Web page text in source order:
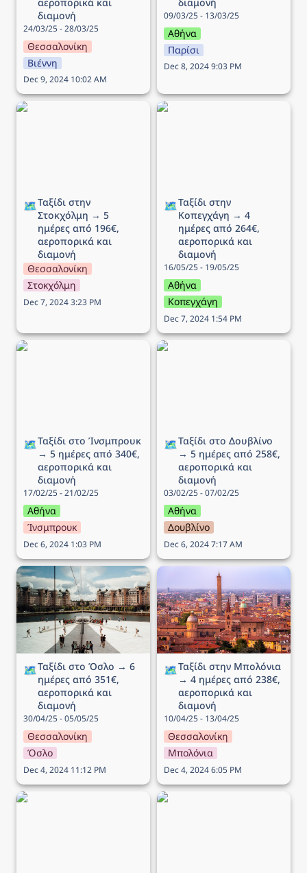
διαμονή
24/03/25 - 28/03/25
Θεσσαλονίκη
Βιέννη
Dec 9, 2024 10:02 AM
09/03/25 - 13/03/25
Αθήνα
Παρίσι
Dec 8, 2024 9:03 PM
Ταξίδι στην Στοκχόλμη →
🗺️Ταξίδι στην
Στοκχόλμη → 5
ημέρες από 196€,
αεροπορικά και
διαμονή
Θεσσαλονίκη
Στοκχόλμη
Dec 7, 2024 3:23 PM
Ταξίδι στην Κοπεγχάγη →
🗺️Ταξίδι στην
Κοπεγχάγη → 4
ημέρες από 264€,
αεροπορικά και
διαμονή
16/05/25 - 19/05/25
Αθήνα
Κοπεγχάγη
Dec 7, 2024 1:54 PM
Ταξίδι στo Ίνσμπρουκ →
🗺️Ταξίδι στo Ίνσμπρουκ
→ 5 ημέρες από 340€,
αεροπορικά και
διαμονή
17/02/25 - 21/02/25
Αθήνα
Ίνσμπρουκ
Dec 6, 2024 1:03 PM
Ταξίδι στο Δουβλίνο → 5
🗺️Ταξίδι στο Δουβλίνο
→ 5 ημέρες από 258€,
αεροπορικά και
διαμονή
03/02/25 - 07/02/25
Αθήνα
Δουβλίνο
Dec 6, 2024 7:17 AM
Ταξίδι στο Όσλο → 6
ημέρες από 351€,
αεροπορικά και διαμονή
🗺️Ταξίδι στο Όσλο → 6
ημέρες από 351€,
αεροπορικά και
διαμονή
30/04/25 - 05/05/25
Θεσσαλονίκη
Όσλο
Dec 4, 2024 11:12 PM
Ταξίδι στην Μπολόνια →
4 ημέρες από 238€,
αεροπορικά και διαμονή
🗺️Ταξίδι στην Μπολόνια
→ 4 ημέρες από 238€,
αεροπορικά και
διαμονή
10/04/25 - 13/04/25
Θεσσαλονίκη
Μπολόνια
Dec 4, 2024 6:05 PM
Ταξίδι στο Λονδίνο → 4
Ταξίδι στην Νάπολη → 5